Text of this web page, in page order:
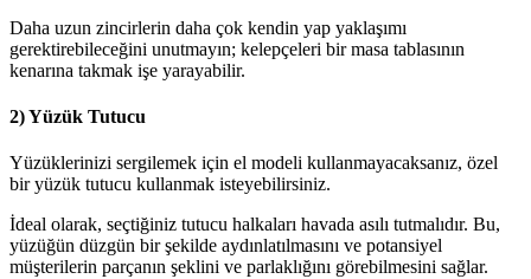
Daha uzun zincirlerin daha çok kendin yap yaklaşımı
gerektirebileceğini unutmayın; kelepçeleri bir masa tablasının
kenarına takmak işe yarayabilir.
2) Yüzük Tutucu
Yüzüklerinizi sergilemek için el modeli kullanmayacaksanız, özel
bir yüzük tutucu kullanmak isteyebilirsiniz.
İdeal olarak, seçtiğiniz tutucu halkaları havada asılı tutmalıdır. Bu,
yüzüğün düzgün bir şekilde aydınlatılmasını ve potansiyel
müşterilerin parçanın şeklini ve parlaklığını görebilmesini sağlar.